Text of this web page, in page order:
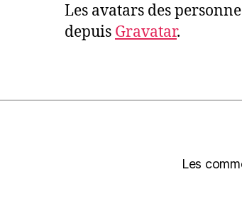
Les avatars des
depuis Gravatar.
Les